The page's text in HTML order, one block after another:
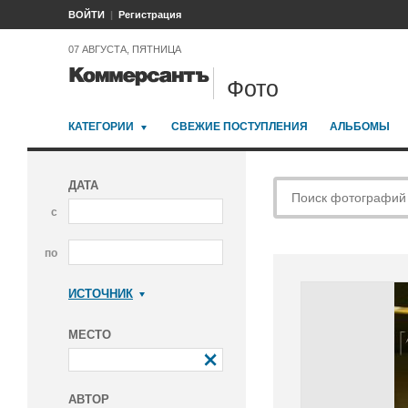
ВОЙТИ Регистрация
07 АВГУСТА, ПЯТНИЦА
Фото
КАТЕГОРИИ СВЕЖИЕ ПОСТУПЛЕНИЯ АЛЬБОМЫ
ДАТА
с
по
ИСТОЧНИК
МЕСТО
АВТОР